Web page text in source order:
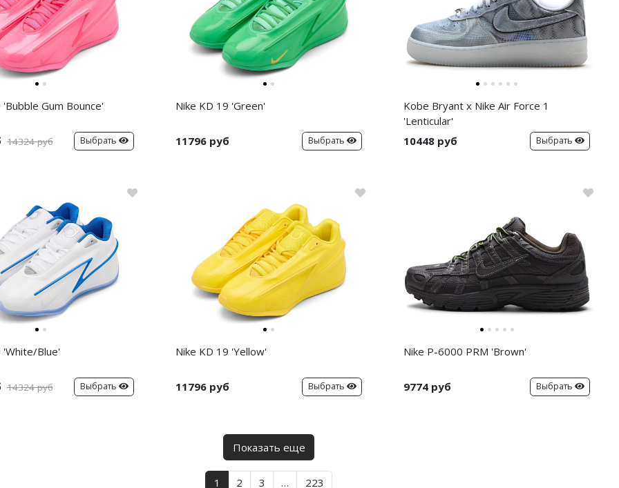
'Bubble Gum Bounce'
14324 руб Выбрать
Nike KD 19 'Green'
11796 руб Выбрать
Kobe Bryant x Nike Air Force 1
'Lenticular'
10448 руб
Выбрать
'White/Blue'
14324 руб Выбрать
Nike KD 19 'Yellow'
11796 руб Выбрать
Nike P-6000 PRM 'Brown'
9774 руб Выбрать
Показать еще
1 2 3 … 223